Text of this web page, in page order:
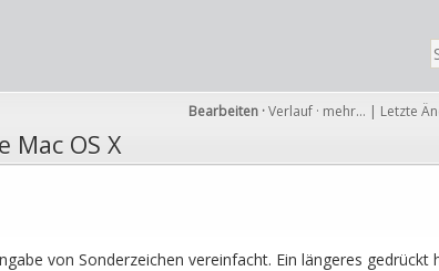
Bearbeiten ·Verlauf · mehr… | Letzte
Mac OS X
von Sonderzeichen vereinfacht. Ein längeres